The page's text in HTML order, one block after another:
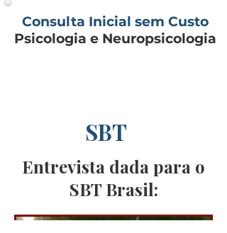
Consulta Inicial sem Custo
Psicologia e Neuropsicologia
SBT
Entrevista dada para o
SBT Brasil: